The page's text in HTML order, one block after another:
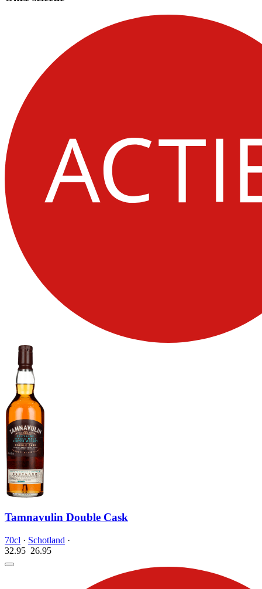
Tamnavulin Double Cask
70cl · Schotland ·
32.95 26.95